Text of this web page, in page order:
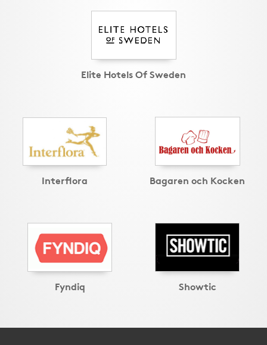
Elite Hotels Of Sweden
Interflora Bagaren och Kocken
Fyndiq Showtic